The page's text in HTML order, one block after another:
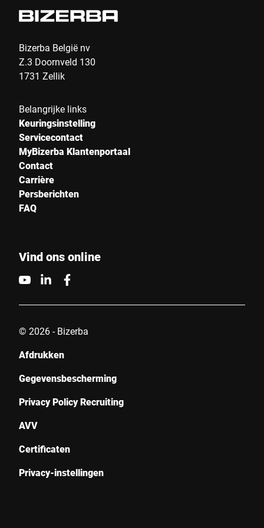
Bizerba België nv
Z.3 Doornveld 130
1731 Zellik
Belangrijke links
Keuringsinstelling
Servicecontact
MyBizerba Klantenportaal
Contact
Carrière
Persberichten
FAQ
Vind ons online
© 2026 - Bizerba
Afdrukken
Gegevensbescherming
Privacy Policy Recruiting
AVV
Certificaten
Privacy-instellingen